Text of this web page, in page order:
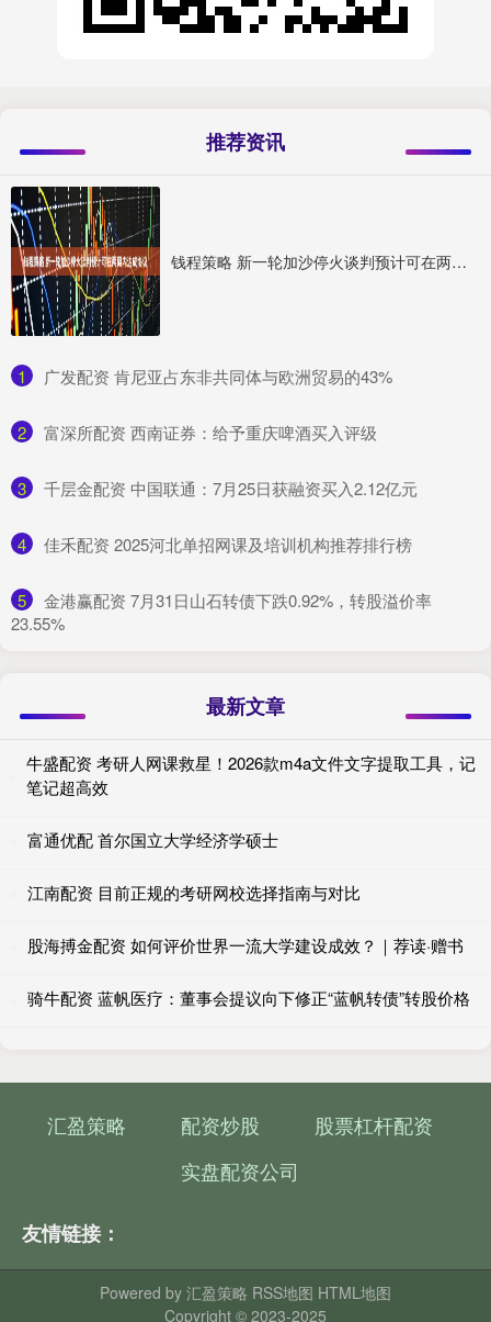
推荐资讯
钱程策略 新一轮加沙停火谈判预计可在两周内达成协议
1 ​广发配资 肯尼亚占东非共同体与欧洲贸易的43%
2 ​富深所配资 西南证券：给予重庆啤酒买入评级
3 ​千层金配资 中国联通：7月25日获融资买入2.12亿元
4 ​佳禾配资 2025河北单招网课及培训机构推荐排行榜
5
​金港赢配资 7月31日山石转债下跌0.92%，转股溢价率
23.55%
最新文章
牛盛配资 考研人网课救星！2026款m4a文件文字提取工具，记
笔记超高效
富通优配 首尔国立大学经济学硕士
江南配资 目前正规的考研网校选择指南与对比
股海搏金配资 如何评价世界一流大学建设成效？｜荐读·赠书
骑牛配资 蓝帆医疗：董事会提议向下修正“蓝帆转债”转股价格
汇盈策略 配资炒股
股票杠杆配资
实盘配资公司
友情链接：
Powered by 汇盈策略 RSS地图 HTML地图
Copyright © 2023-2025